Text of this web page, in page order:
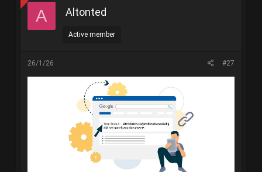
A Altonted
Active member
26/1/26 #27